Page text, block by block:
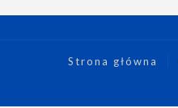
Strona główna